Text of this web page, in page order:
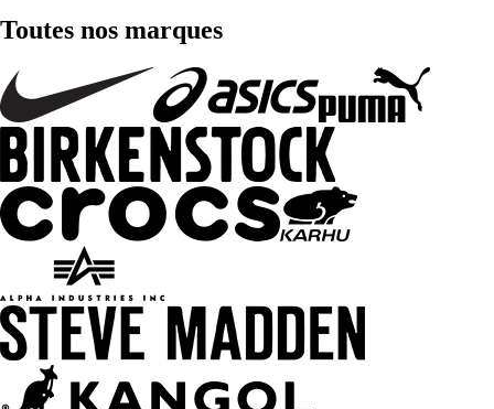
Toutes nos marques